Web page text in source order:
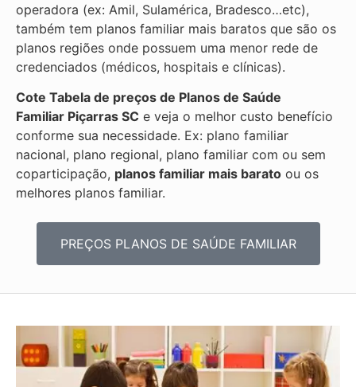
operadora (ex: Amil, Sulamérica, Bradesco…etc),
também tem planos familiar mais baratos que são os
planos regiões onde possuem uma menor rede de
credenciados (médicos, hospitais e clínicas).
Cote Tabela de preços de Planos de Saúde
Familiar Piçarras SC e veja o melhor custo benefício
conforme sua necessidade. Ex: plano familiar
nacional, plano regional, plano familiar com ou sem
coparticipação, planos familiar mais barato ou os
melhores planos familiar.
PREÇOS PLANOS DE SAÚDE FAMILIAR